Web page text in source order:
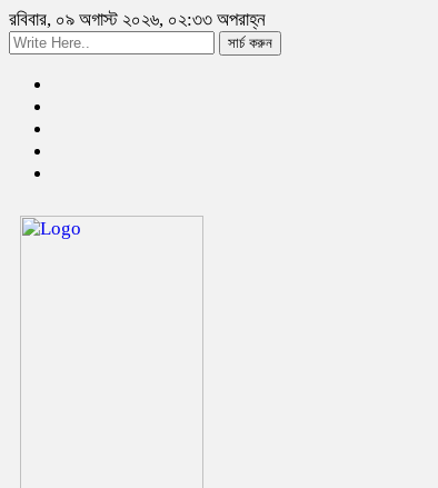
রবিবার, ০৯ অগাস্ট ২০২৬, ০২:৩৩ অপরাহ্ন
সার্চ করুন